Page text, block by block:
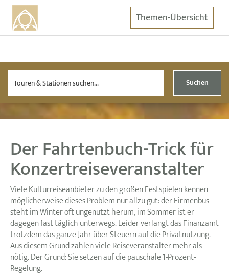
Themen-Übersicht
Suchen
Der Fahrtenbuch-Trick für
Konzertreiseveranstalter
Viele Kulturreiseanbieter zu den großen Festspielen kennen
möglicherweise dieses Problem nur allzu gut: der Firmenbus
steht im Winter oft ungenutzt herum, im Sommer ist er
dagegen fast täglich unterwegs. Leider verlangt das Finanzamt
trotzdem das ganze Jahr über Steuern auf die Privatnutzung.
Aus diesem Grund zahlen viele Reiseveranstalter mehr als
nötig. Der Grund: Sie setzen auf die pauschale 1-Prozent-
Regelung.